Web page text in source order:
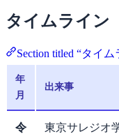
タイムライン
Section titled “タイム
年
月
出来事
令
東京サレジオ